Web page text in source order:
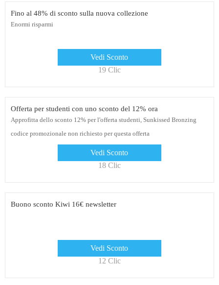
Fino al 48% di sconto sulla nuova collezione
Enormi risparmi
Vedi Sconto
19 Clic
Offerta per studenti con uno sconto del 12% ora
Approfitta dello sconto 12% per l'offerta studenti, Sunkissed Bronzing
codice promozionale non richiesto per questa offerta
Vedi Sconto
18 Clic
Buono sconto Kiwi 16€ newsletter
Vedi Sconto
12 Clic